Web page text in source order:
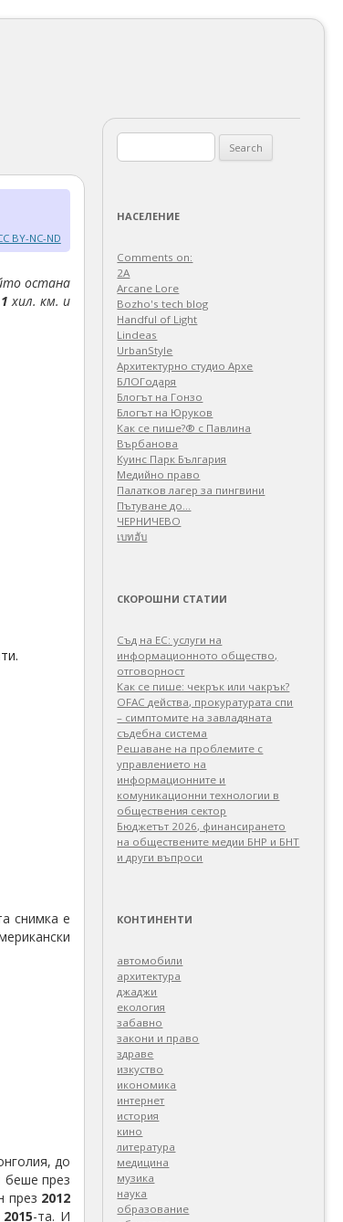
BY-NC-ND
остана
хил. км. и
снимка е
до
беше през
през 2012
2015-та. И
for:
НАСЕЛЕНИЕ
Comments on:
2A
Arcane Lore
Bozho's tech blog
Handful of Light
Lindeas
UrbanStyle
Архитектурно студио Архе
БЛОГодаря
Блогът на Гонзо
Блогът на Юруков
Как се пише?® с Павлина
Върбанова
Куинс Парк България
Медийно право
Палатков лагер зa пингвини
Пътуване до…
ЧЕРНИЧЕВО
เบทฮับ
СКОРОШНИ СТАТИИ
Съд на ЕС: услуги на
информационното общество,
отговорност
Как се пише: чекрък или чакрък?
OFAC действа, прокуратурата спи
– симптомите на завладяната
съдебна система
Решаване на проблемите с
управлението на
информационните и
комуникационни технологии в
обществения сектор
Бюджетът 2026, финансирането
на обществените медии БНР и БНТ
и други въпроси
КОНТИНЕНТИ
автомобили
архитектура
джаджи
екология
забавно
закони и право
здраве
изкуство
икономика
интернет
история
кино
литература
медицина
музика
наука
образование